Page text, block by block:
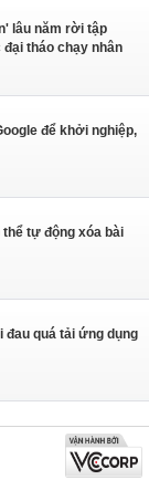
lâu năm rời tập
tháo chạy nhân
để khởi nghiệp,
tự động xóa bài
đau quá tải ứng dụng